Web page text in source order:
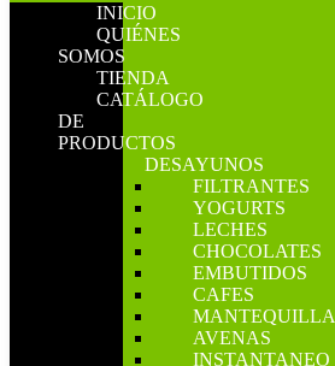
INICIO
QUIÉNES
SOMOS
TIENDA
CATÁLOGO
DE
PRODUCTOS
DESAYUNOS
FILTRANTES
YOGURTS
LECHES
CHOCOLATES
EMBUTIDOS
CAFES
MANTEQUILLA
AVENAS
INSTANTANEO